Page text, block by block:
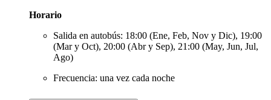
Horario
Salida en autobús: 18:00 (Ene, Feb, Nov y Dic), 19:00
(Mar y Oct), 20:00 (Abr y Sep), 21:00 (May, Jun, Jul,
Ago)
Frecuencia: una vez cada noche